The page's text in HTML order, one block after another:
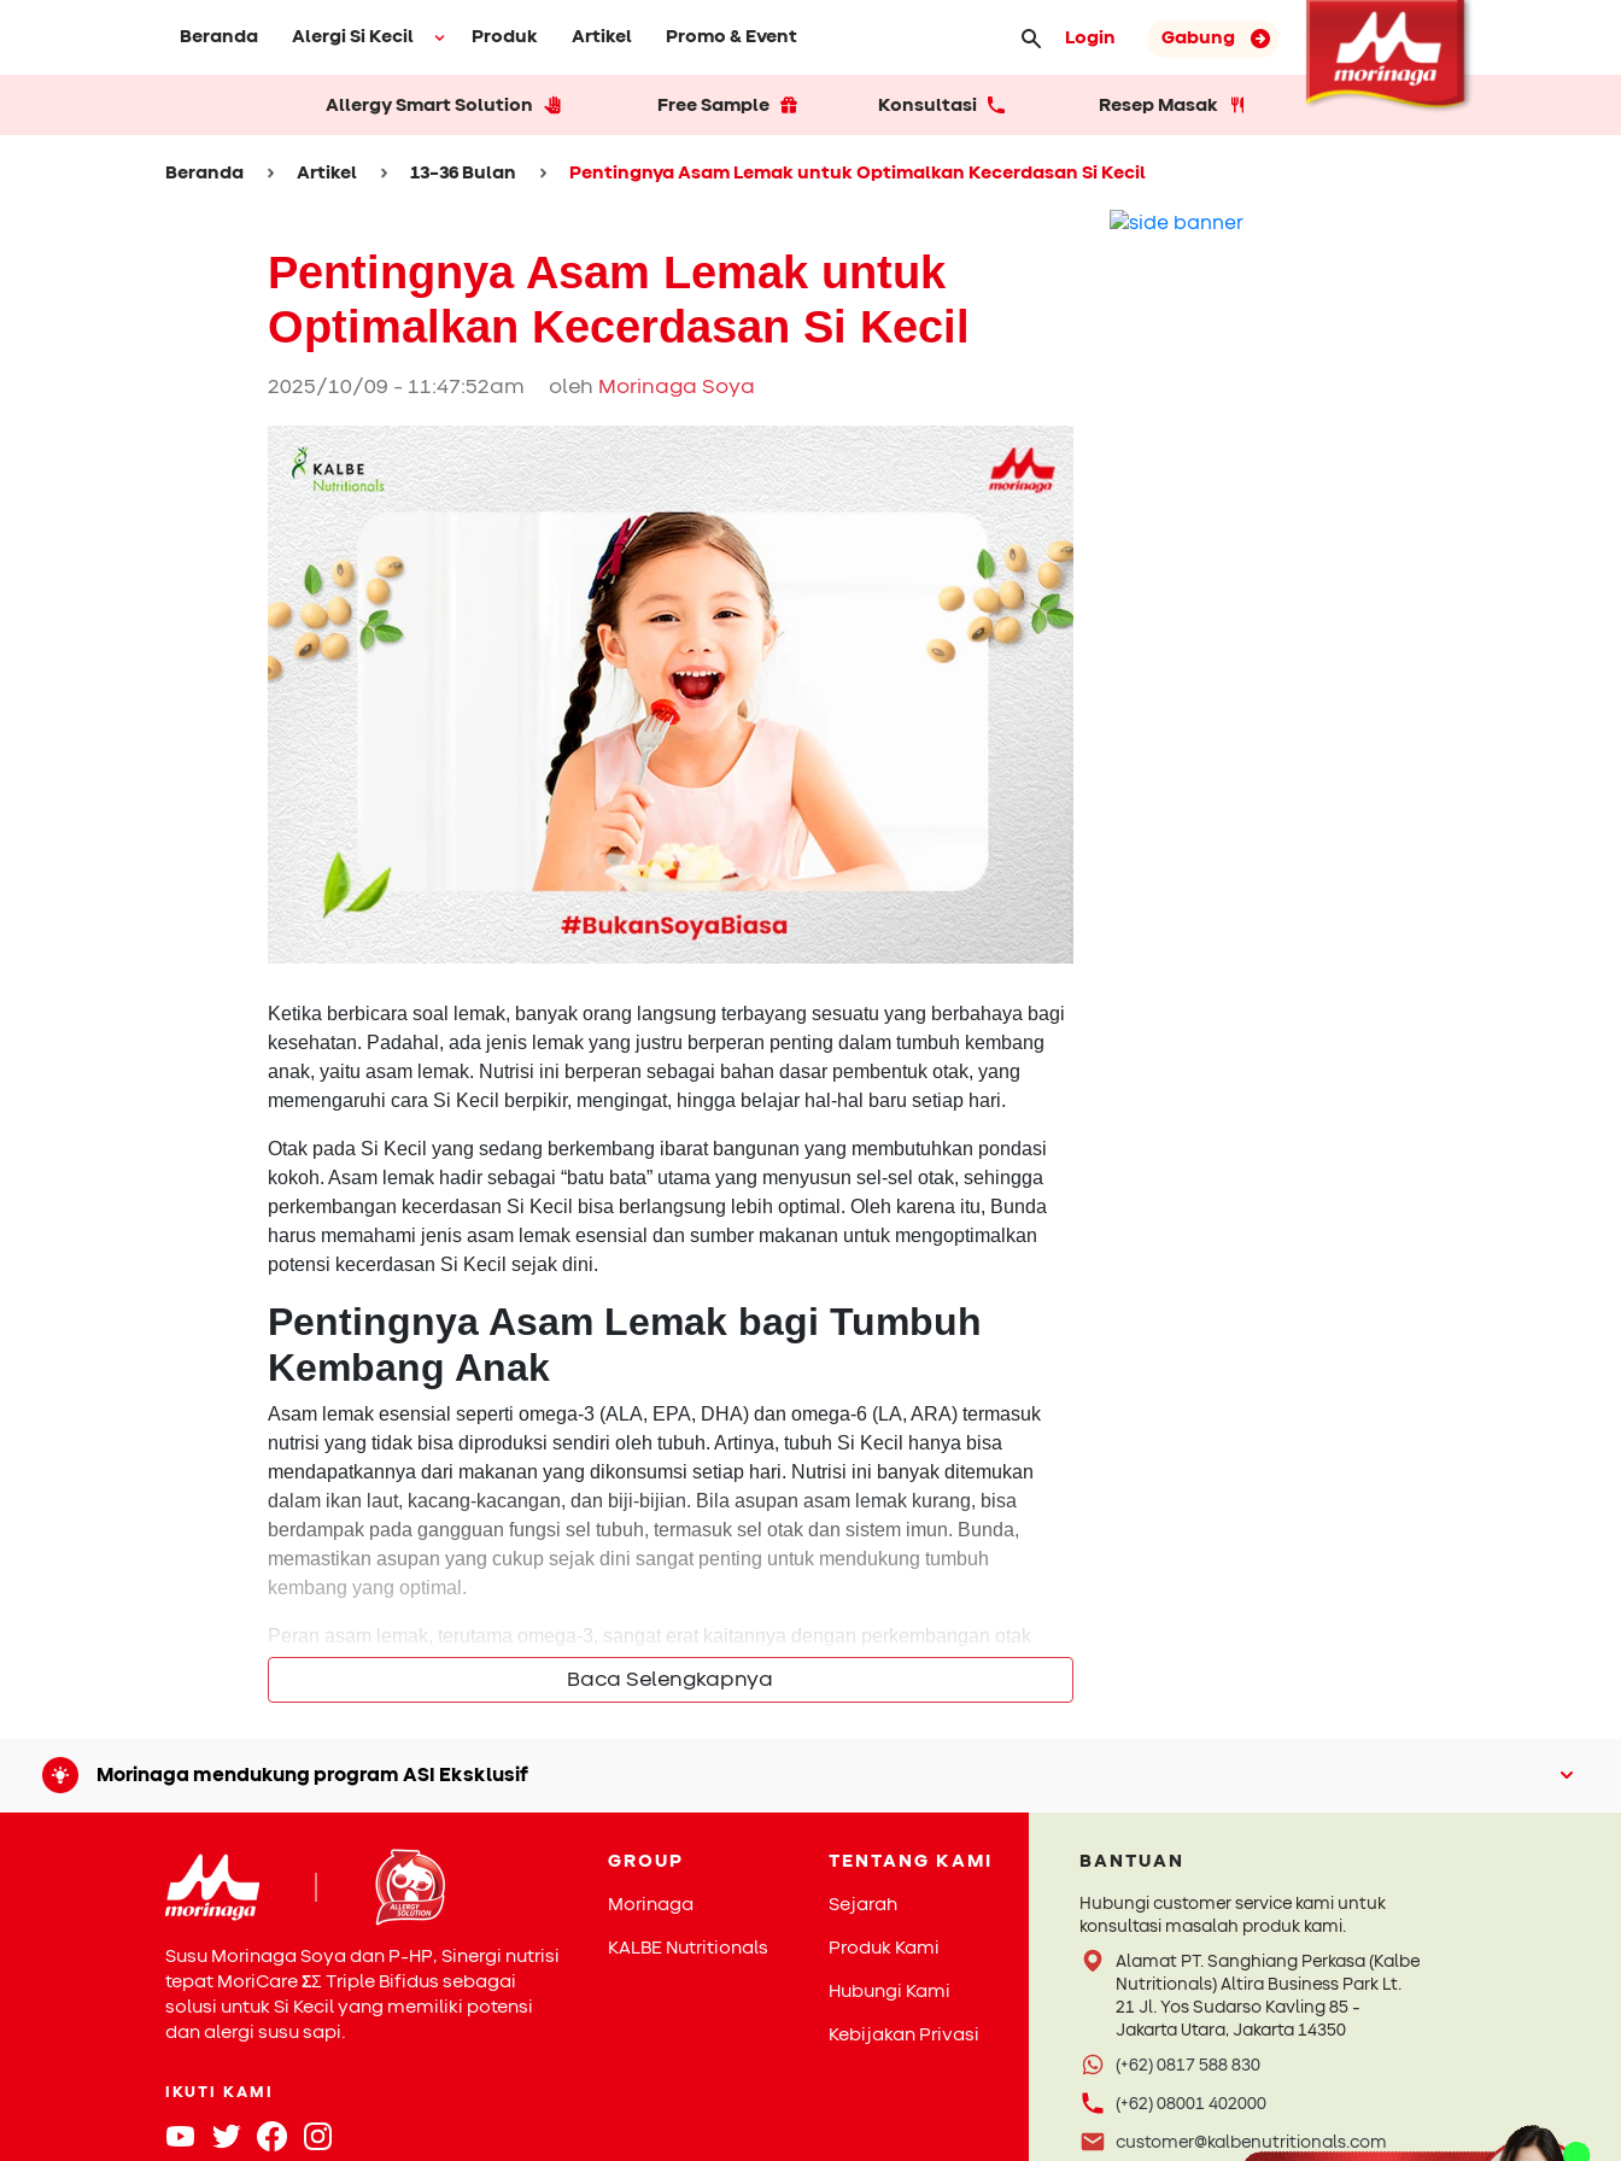
Beranda Alergi Si Kecil Produk Artikel Promo & Event Login Gabung
Allergy Smart Solution Free Sample Konsultasi Resep Masak
Beranda Artikel 13-36 Bulan Pentingnya Asam Lemak untuk Optimalkan Kecerdasan Si Kecil
Pentingnya Asam Lemak untuk
Optimalkan Kecerdasan Si Kecil
2025/10/09 - 11:47:52am oleh Morinaga Soya
Ketika berbicara soal lemak, banyak orang langsung terbayang sesuatu yang berbahaya bagi
kesehatan. Padahal, ada jenis lemak yang justru berperan penting dalam tumbuh kembang
anak, yaitu asam lemak. Nutrisi ini berperan sebagai bahan dasar pembentuk otak, yang
memengaruhi cara Si Kecil berpikir, mengingat, hingga belajar hal-hal baru setiap hari.
Otak pada Si Kecil yang sedang berkembang ibarat bangunan yang membutuhkan pondasi
kokoh. Asam lemak hadir sebagai “batu bata” utama yang menyusun sel-sel otak, sehingga
perkembangan kecerdasan Si Kecil bisa berlangsung lebih optimal. Oleh karena itu, Bunda
harus memahami jenis asam lemak esensial dan sumber makanan untuk mengoptimalkan
potensi kecerdasan Si Kecil sejak dini.
Pentingnya Asam Lemak bagi Tumbuh
Kembang Anak
Asam lemak esensial seperti omega-3 (ALA, EPA, DHA) dan omega-6 (LA, ARA) termasuk
nutrisi yang tidak bisa diproduksi sendiri oleh tubuh. Artinya, tubuh Si Kecil hanya bisa
mendapatkannya dari makanan yang dikonsumsi setiap hari. Nutrisi ini banyak ditemukan
dalam ikan laut, kacang-kacangan, dan biji-bijian. Bila asupan asam lemak kurang, bisa
berdampak pada gangguan fungsi sel tubuh, termasuk sel otak dan sistem imun. Bunda,
memastikan asupan yang cukup sejak dini sangat penting untuk mendukung tumbuh
kembang yang optimal.
Peran asam lemak, terutama omega-3, sangat erat kaitannya dengan perkembangan otak
anak. DHA, salah satu bentuk omega-3, menjadi komponen utama dalam sel saraf dan retina
mata. Kecukupan DHA terbukti mendukung kemampuan belajar, ketajaman penglihatan,
alami yang dapat melindungi anak dari infeksi atau reaksi alergi. Dengan asupan yang
memadai, asam lemak esensial akan menjadi fondasi kuat, tidak hanya untuk kecerdasan,
tapi juga kesehatan fisik dan ketahanan tubuh anak di masa pertumbuhannya.
Baca Selengkapnya
Morinaga mendukung program ASI Eksklusif
Susu Morinaga Soya dan P-HP, Sinergi nutrisi
tepat MoriCareΣΣTriple Bifidus sebagai
solusi untuk Si Kecil yang memiliki potensi
dan alergi susu sapi.
IKUTI KAMI
GROUP
Morinaga
KALBE Nutritionals
TENTANG KAMI
Sejarah
Produk Kami
Hubungi Kami
Kebijakan Privasi
BANTUAN
Hubungi customer service kami untuk
konsultasi masalah produk kami.
Alamat PT. Sanghiang Perkasa (Kalbe
Nutritionals) Altira Business Park Lt.
21 Jl. Yos Sudarso Kavling 85 -
Jakarta Utara, Jakarta 14350
(+62) 0817 588 830
(+62) 08001 402000
customer@kalbenutritionals.com